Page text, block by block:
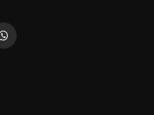
WhatsApp